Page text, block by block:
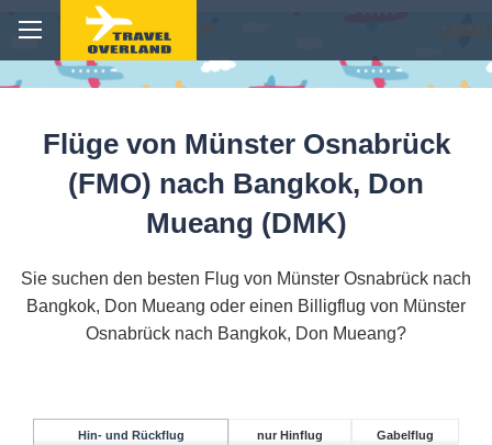
Flüge von Münster Osnabrück
(FMO) nach Bangkok, Don
Mueang (DMK)
Sie suchen den besten Flug von Münster Osnabrück nach
Bangkok, Don Mueang oder einen Billigflug von Münster
Osnabrück nach Bangkok, Don Mueang?
Hin- und Rückflug nur Hinflug Gabelflug